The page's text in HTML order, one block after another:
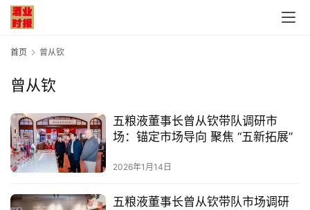
首页 曾从钦
曾从钦
五粮液董事长曾从钦带队调研市
场：锚定市场导向 聚焦 “五新拓展”
2026年1月14日
五粮液董事长曾从钦带队市场调研